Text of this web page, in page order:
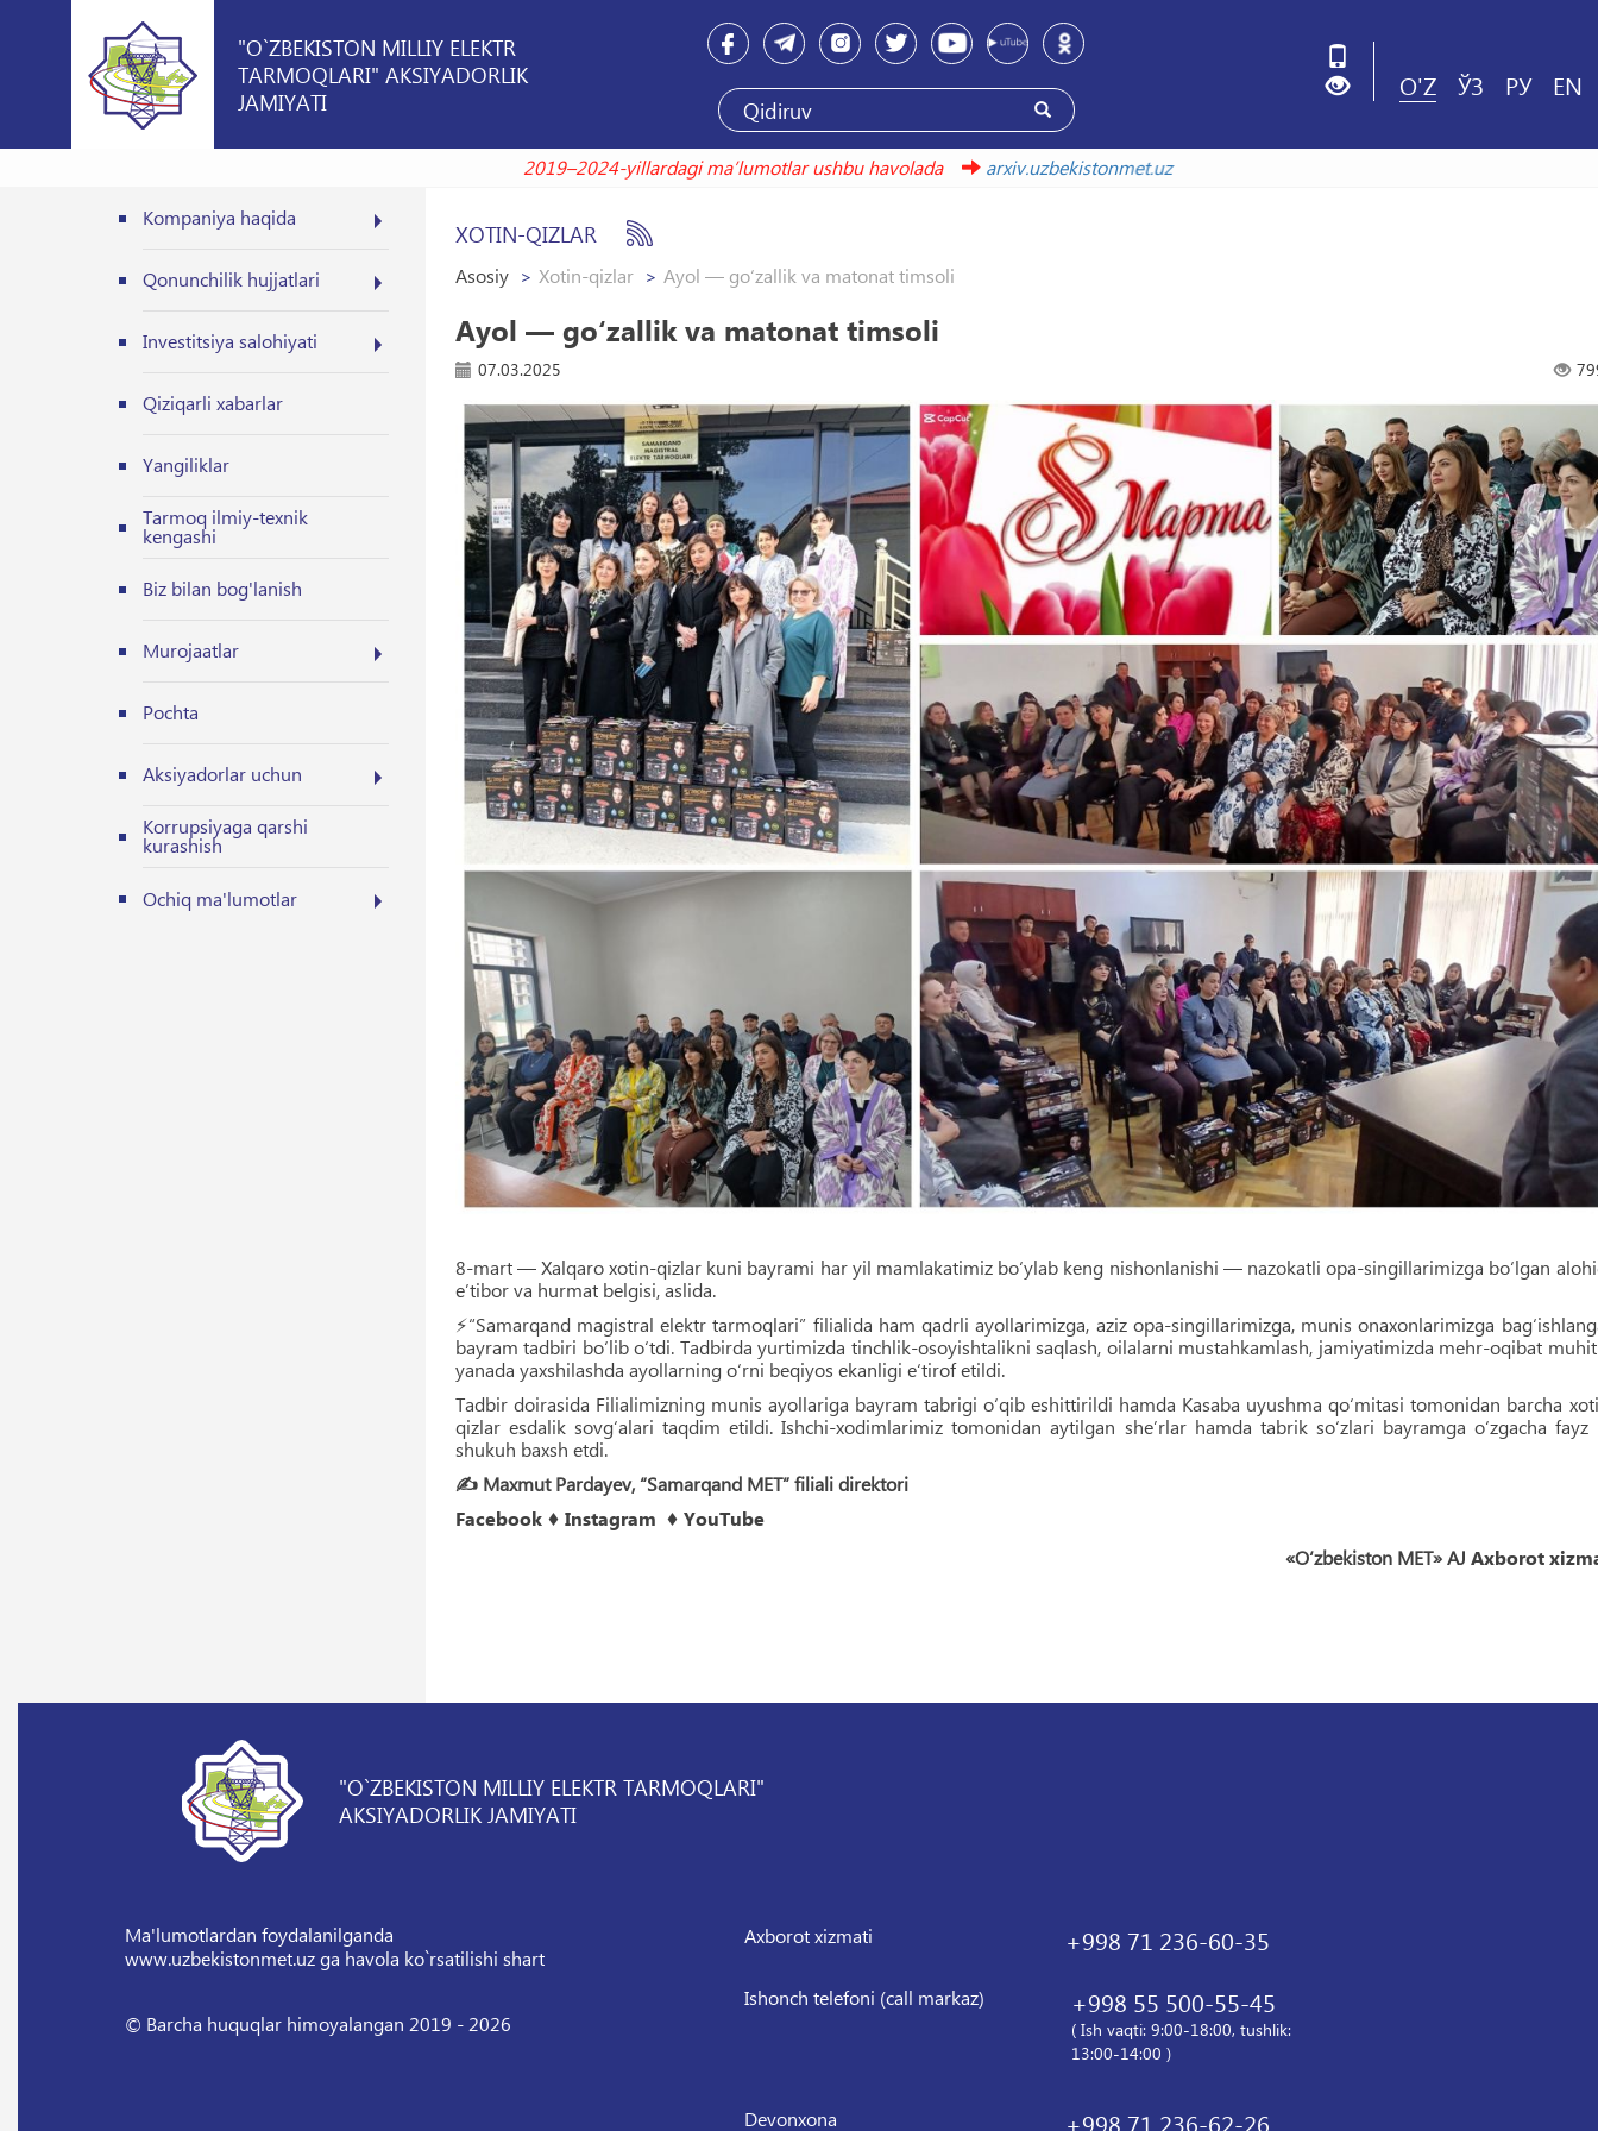
"O`ZBEKISTON MILLIY ELEKTR
TARMOQLARI" AKSIYADORLIK
JAMIYATI
O'Z ЎЗ РУ EN
2019–2024-yillardagi maʼlumotlar ushbu havolada
arxiv.uzbekistonmet.uz
Kompaniya haqida
Qonunchilik hujjatlari
Investitsiya salohiyati
Qiziqarli xabarlar
Yangiliklar
Tarmoq ilmiy-texnik
kengashi
Biz bilan bog'lanish
Murojaatlar
Pochta
Aksiyadorlar uchun
Korrupsiyaga qarshi
kurashish
Ochiq ma'lumotlar
XOTIN-QIZLAR
Asosiy Xotin-qizlar Ayol — go‘zallik va matonat timsoli
Ayol — go‘zallik va matonat timsoli
07.03.2025
8-mart — Xalqaro xotin-qizlar kuni bayrami har yil mamlakatimiz bo‘ylab keng nishonlanishi — nazokatli opa-singillarimizga bo‘lgan
e’tibor va hurmat belgisi, aslida.
⚡️“Samarqand magistral elektr tarmoqlari” filialida ham qadrli ayollarimizga, aziz opa-singillarimizga, munis onaxonlarimizga
bayram tadbiri bo‘lib o‘tdi. Tadbirda yurtimizda tinchlik-osoyishtalikni saqlash, oilalarni mustahkamlash, jamiyatimizda mehr-oqibat
yanada yaxshilashda ayollarning o‘rni beqiyos ekanligi e‘tirof etildi.
Tadbir doirasida Filialimizning munis ayollariga bayram tabrigi o‘qib eshittirildi hamda Kasaba uyushma qo‘mitasi tomonidan barcha
qizlar esdalik sovg‘alari taqdim etildi. Ishchi-xodimlarimiz tomonidan aytilgan she’rlar hamda tabrik so‘zlari bayramga o‘zgacha fayz
shukuh baxsh etdi.
✍️ Maxmut Pardayev, “Samarqand MET” filiali direktori
Facebook♦ Instagram ♦ YouTube
«O‘zbekiston MET» AJ Axborot
"O`ZBEKISTON MILLIY ELEKTR TARMOQLARI"
AKSIYADORLIK JAMIYATI
Ma'lumotlardan foydalanilganda
www.uzbekistonmet.uz ga havola ko`rsatilishi shart
© Barcha huquqlar himoyalangan 2019 - 2026
Axborot xizmati +998 71 236-60-35
Ishonch telefoni (call markaz) +998 55 500-55-45
( Ish vaqti: 9:00-18:00, tushlik:
13:00-14:00 )
Devonxona +998 71 236-62-26